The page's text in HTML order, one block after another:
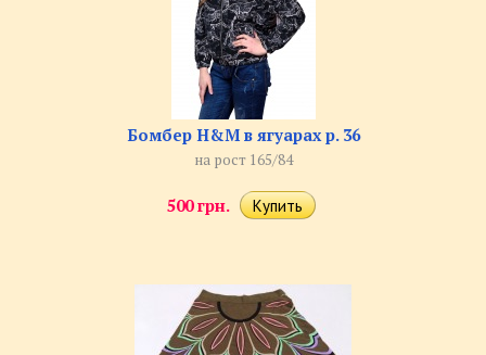
Бомбер H&M в ягуарах р. 36
на рост 165/84
500 грн.